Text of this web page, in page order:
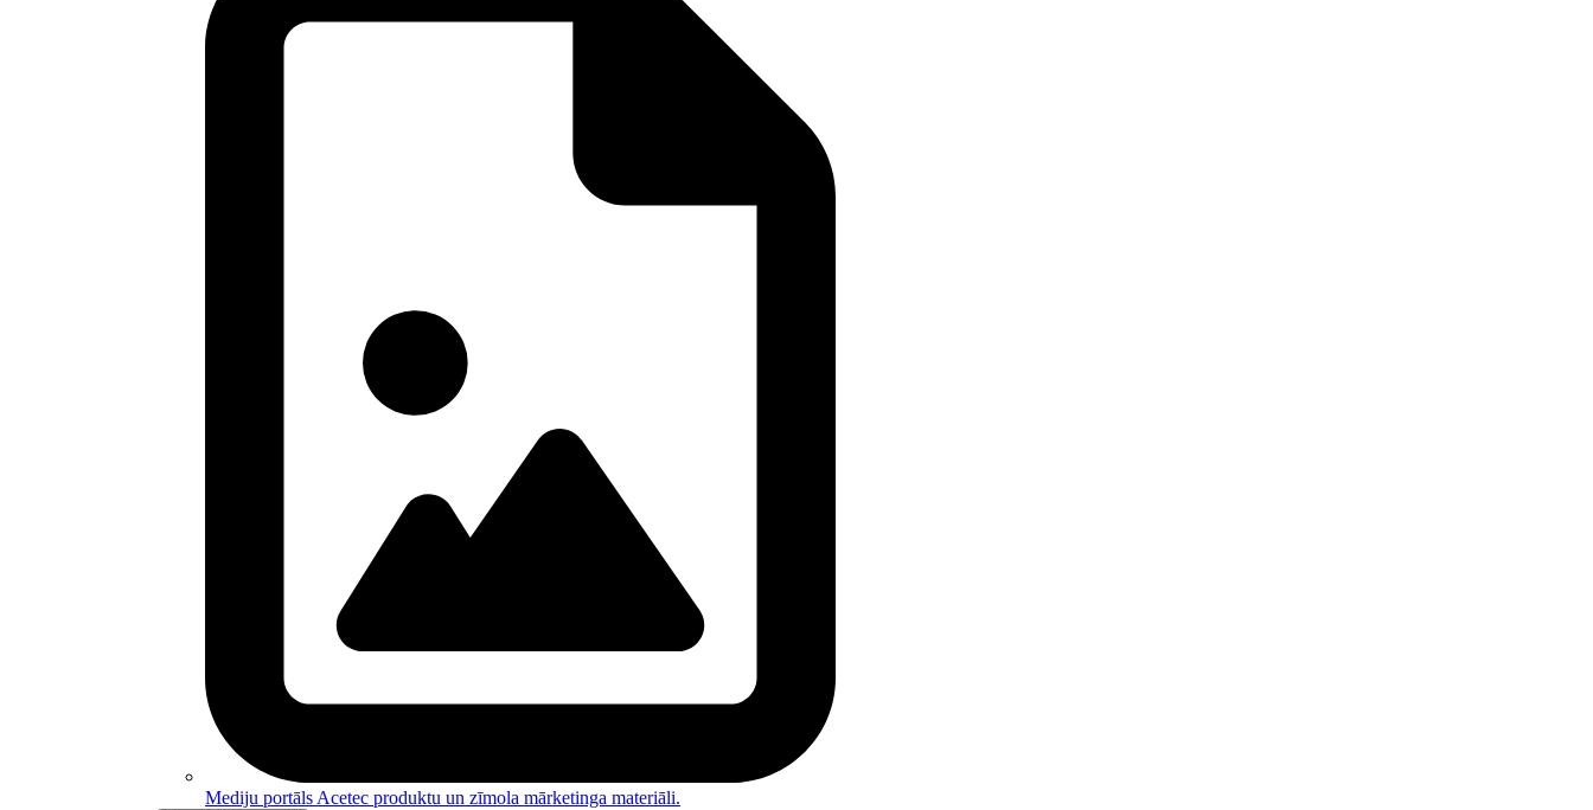
Mediju portāls Acetec produktu un zīmola mārketinga materiāli.